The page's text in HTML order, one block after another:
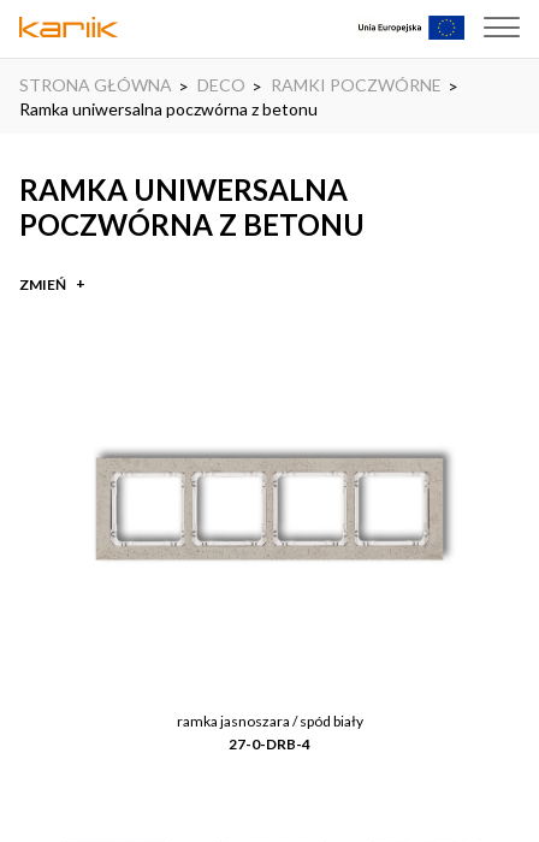
STRONA GŁÓWNA DECO
RAMKI POCZWÓRNE
Ramka uniwersalna poczwórna z betonu
RAMKA UNIWERSALNA
POCZWÓRNA Z BETONU
ZMIEŃ
ramka jasnoszara / spód biały
27-0-DRB-4